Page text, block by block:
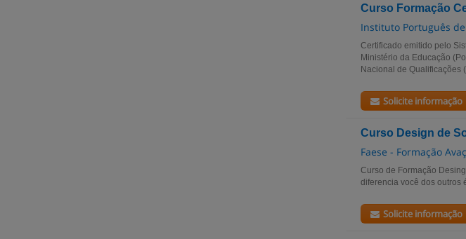
Curso Formação
Instituto Português
Certificado emitido pelo
Ministério da Educação
Nacional de Qualificações
Solicite informação
Curso Design de
Faese - Formação
Curso de Formação
diferencia você dos outros
Solicite informação